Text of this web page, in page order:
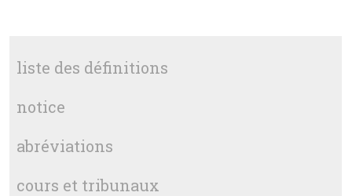
liste des définitions
notice
abréviations
cours et tribunaux